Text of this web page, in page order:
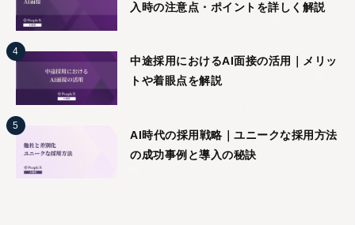
入時の注意点・ポイントを詳しく解説
中途採用におけるAI面接の活用｜メリッ
トや着眼点を解説
AI時代の採用戦略｜ユニークな採用方法
の成功事例と導入の秘訣